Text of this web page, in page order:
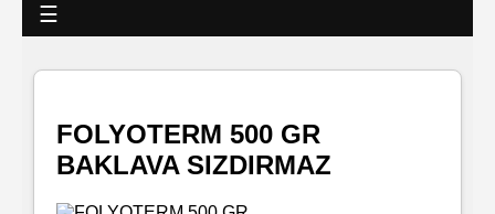
☰
Baskılı
Islak
Rulo
Mendil
FOLYOTERM 500 GR
BAKLAVA SIZDIRMAZ